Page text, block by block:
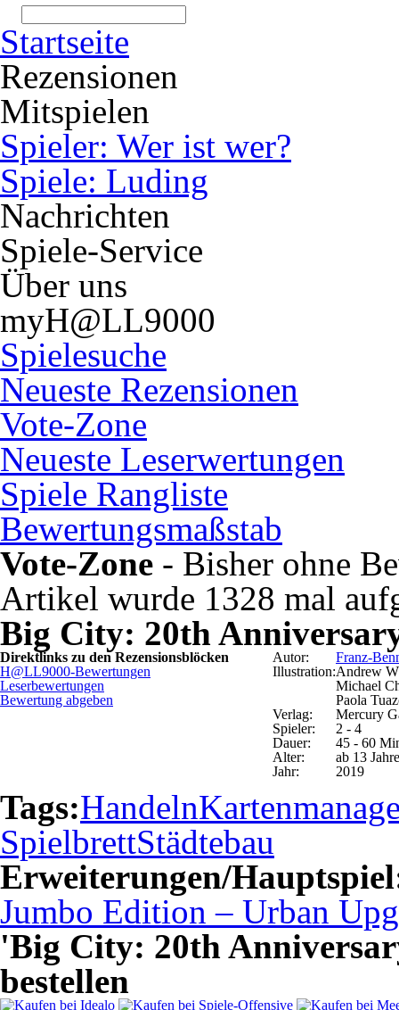
Startseite
Rezensionen
Mitspielen
Spieler: Wer ist wer?
Spiele: Luding
Nachrichten
Spiele-Service
Über uns
myH@LL9000
Spielesuche
Neueste Rezensionen
Vote-Zone
Neueste Leserwertungen
Spiele Rangliste
Bewertungsmaßstab
Vote-Zone - Bisher ohne
Artikel wurde 1328 mal
Big City: 20th
Direktlinks zu den Rezensionsblöcken
H@LL9000-Bewertungen
Leserbewertungen
Bewertung abgeben
Autor:
Franz-
Illustration:Andrew
Michael
Paola
Verlag:
Mercury
Spieler:
2 - 4
Dauer:
45 - 60
Alter:
ab 13
Jahr:
2019
Tags:Handeln
SpielbrettStädtebau
Erweiterungen/
Jumbo Edition – Urban
'Big City: 20th
bestellen